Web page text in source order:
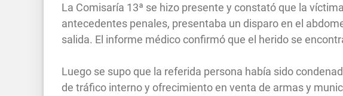
La Comisaría 13ª se hizo presente y constató que la
antecedentes penales, presentaba un disparo en el
salida. El informe médico confirmó que el herido se
Luego se supo que la referida persona había sido
de tráfico interno y ofrecimiento en venta de armas y